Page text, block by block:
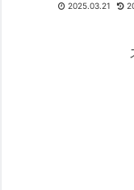
ぎ、新規作成、パスワ
クで解説。新規作成の
メールアドレス変更、
2025.03.21